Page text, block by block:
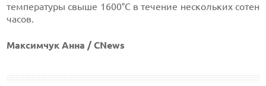
температуры свыше 1600°C в течение нескольких сотен
часов.
Максимчук Анна / CNews